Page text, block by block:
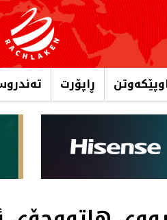
ڕاپۆرت